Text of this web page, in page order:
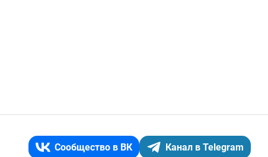
Сообщество в ВК Канал в Telegram